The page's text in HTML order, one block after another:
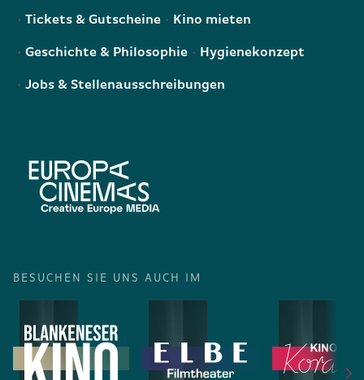
Tickets & Gutscheine Kino mieten
Geschichte & Philosophie Hygienekonzept
Jobs & Stellenausschreibungen
BESUCHEN SIE UNS AUCH IM